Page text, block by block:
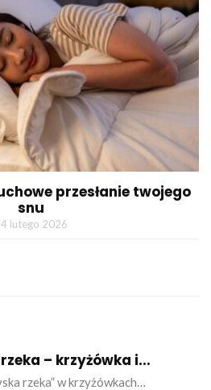
przesłanie twojego
snu
lutego 2026
– krzyżówka i...
rzeka” w krzyżówkach…